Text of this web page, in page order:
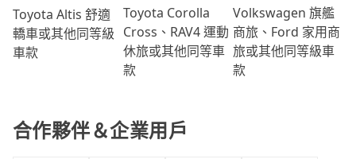
Toyota Altis 舒適
轎車或其他同等級
車款
Toyota Corolla
Cross、RAV4 運動
休旅或其他同等車
款
Volkswagen 旗艦
商旅、Ford 家用商
旅或其他同等級車
款
合作夥伴＆企業用戶